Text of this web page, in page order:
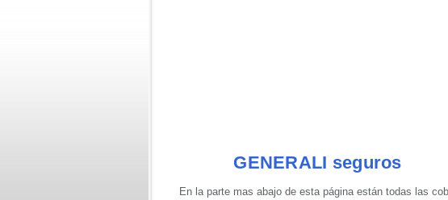
GENERALI seguros
En la parte mas abajo de esta página están todas las